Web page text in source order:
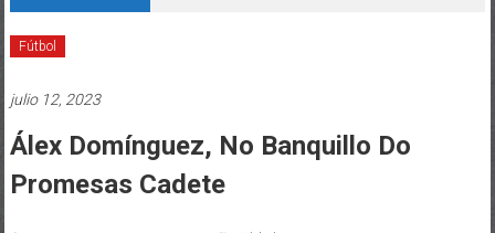
Fútbol
julio 12, 2023
Álex Domínguez, No Banquillo Do
Promesas Cadete